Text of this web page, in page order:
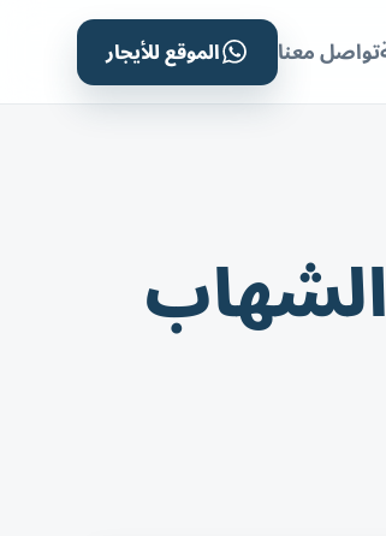
تواصل معنا الموقع للأيجار